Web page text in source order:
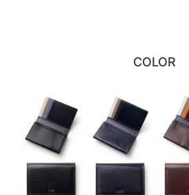
COLOR